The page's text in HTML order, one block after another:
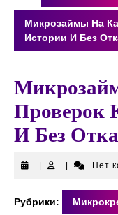
Микрозаймы На
Истории И Без
Проверок
И Без
Нет
Рубрики: